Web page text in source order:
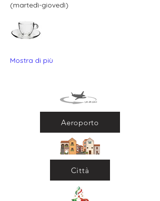
(martedì-giovedì)
Mostra di più
Aeroporto
Città